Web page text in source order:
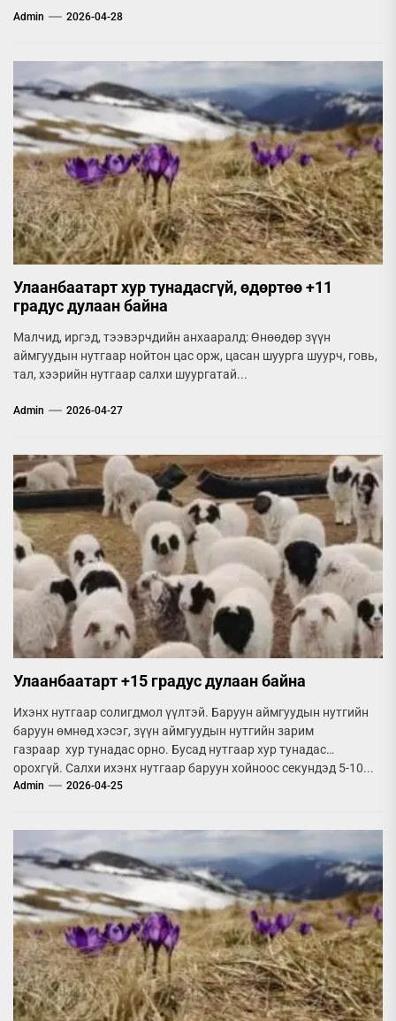
Admin 2026-04-28
Улаанбаатарт хур тунадасгүй, өдөртөө +11
градус дулаан байна
Малчид, иргэд, тээвэрчдийн анхааралд: Өнөөдөр зүүн
аймгуудын нутгаар нойтон цас орж, цасан шуурга шуурч, говь,
тал, хээрийн нутгаар салхи шуургатай...
Admin 2026-04-27
Улаанбаатарт +15 градус дулаан байна
Ихэнх нутгаар солигдмол үүлтэй. Баруун аймгуудын нутгийн
баруун өмнөд хэсэг, зүүн аймгуудын нутгийн зарим
газраар хур тунадас орно. Бусад нутгаар хур тунадас
орохгүй. Салхи ихэнх нутгаар баруун хойноос секундэд 5-10...
Admin 2026-04-25